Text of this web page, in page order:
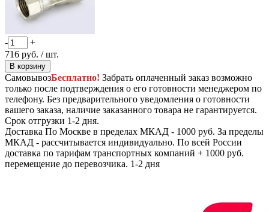
-
+
716 руб. / шт.
В корзину
СамовывозБесплатно! Забрать оплаченный заказ возможно
только после подтверждения о его готовности менеджером по
телефону. Без предварительного уведомления о готовности
вашего заказа, наличие заказанного товара не гарантируется.
Срок отгрузки 1-2 дня.
Доставка По Москве в пределах МКАД - 1000 руб. За пределы
МКАД - рассчитывается индивидуально. По всей России
доставка по тарифам транспортных компаний + 1000 руб.
перемещение до перевозчика. 1-2 дня